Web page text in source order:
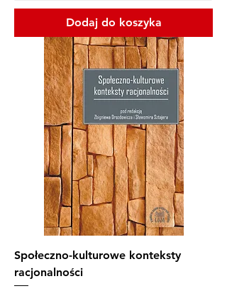
Dodaj do koszyka
Społeczno-kulturowe konteksty
racjonalności